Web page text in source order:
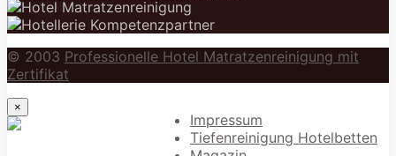
© 2003 Professionelle Hotel Matratzenreinigung mit
Zertifikat
Impressum
Tiefenreinigung Hotelbetten
×